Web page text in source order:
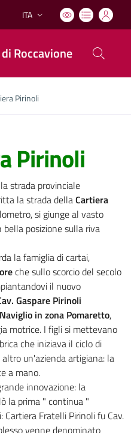
Lingua attiva:
ITA
Roccavione
Pirinoli
Pirinoli
strada provinciale
la strada dellaCartiera
si giunge al vasto
posizione sulla riva
la famiglia di cartai,
che sullo scorcio del secolo
il nuovo
Gaspare Pirinoli
in zona Pomaretto,
motrice. I figli si mettevano
che iniziava il ciclo di
altro un'azienda artigiana: la
a mano.
innovazione: la
la prima " continua "
Fratelli Pirinoli fu Cav.
venne denominato